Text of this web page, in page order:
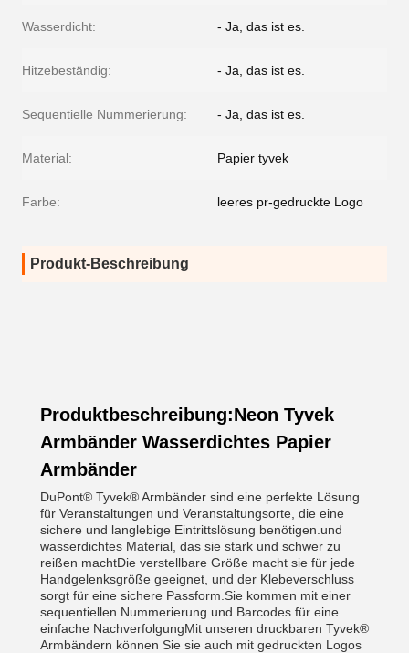
Wasserdicht: - Ja, das ist es.
Hitzebeständig: - Ja, das ist es.
Sequentielle Nummerierung: - Ja, das ist es.
Material: Papier tyvek
Farbe: leeres pr-gedruckte Logo
Produkt-Beschreibung
Produktbeschreibung:Neon Tyvek
Armbänder Wasserdichtes Papier
Armbänder
DuPont® Tyvek® Armbänder sind eine perfekte Lösung
für Veranstaltungen und Veranstaltungsorte, die eine
sichere und langlebige Eintrittslösung benötigen.und
wasserdichtes Material, das sie stark und schwer zu
reißen machtDie verstellbare Größe macht sie für jede
Handgelenksgröße geeignet, und der Klebeverschluss
sorgt für eine sichere Passform.Sie kommen mit einer
sequentiellen Nummerierung und Barcodes für eine
einfache NachverfolgungMit unseren druckbaren Tyvek®
Armbändern können Sie sie auch mit gedruckten Logos